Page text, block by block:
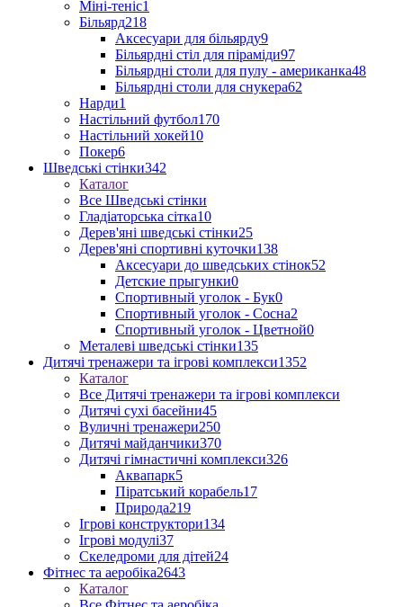
Міні-теніс1
Більярд218
Аксесуари для більярду9
Більярдні стіл для піраміди97
Більярдні столи для пулу - американка48
Більярдні столи для снукера62
Нарди1
Настільний футбол170
Настільний хокей10
Покер6
Шведські стінки342
Каталог
Все Шведські стінки
Гладіаторська сітка10
Дерев'яні шведські стінки25
Дерев'яні спортивні куточки138
Аксесуари до шведських стінок52
Детские прыгунки0
Спортивный уголок - Бук0
Спортивный уголок - Сосна2
Спортивный уголок - Цветной0
Металеві шведські стінки135
Дитячі тренажери та ігрові комплекси1352
Каталог
Все Дитячі тренажери та ігрові комплекси
Дитячі сухі басейни45
Вуличні тренажери250
Дитячі майданчики370
Дитячі гімнастичні комплекси326
Аквапарк5
Піратський корабель17
Природа219
Ігрові конструктори134
Ігрові модулі37
Скеледроми для дітей24
Фітнес та аеробіка2643
Каталог